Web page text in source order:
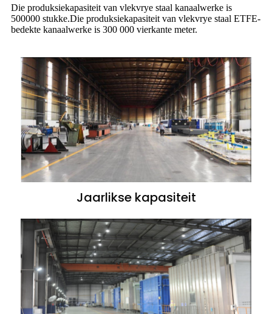
Die produksiekapasiteit van vlekvrye staal kanaalwerke is
500000 stukke.Die produksiekapasiteit van vlekvrye staal ETFE-
bedekte kanaalwerke is 300 000 vierkante meter.
Jaarlikse kapasiteit